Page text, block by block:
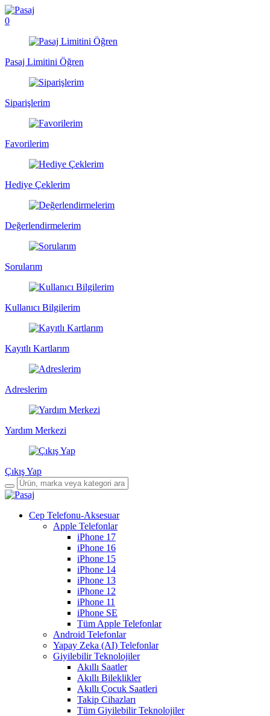
0
Pasaj Limitini Öğren
Siparişlerim
Favorilerim
Hediye Çeklerim
Değerlendirmelerim
Sorularım
Kullanıcı Bilgilerim
Kayıtlı Kartlarım
Adreslerim
Yardım Merkezi
Çıkış Yap
Cep Telefonu-Aksesuar
Apple Telefonlar
iPhone 17
iPhone 16
iPhone 15
iPhone 14
iPhone 13
iPhone 12
iPhone 11
iPhone SE
Tüm Apple Telefonlar
Android Telefonlar
Yapay Zeka (AI) Telefonlar
Giyilebilir Teknolojiler
Akıllı Saatler
Akıllı Bileklikler
Akıllı Çocuk Saatleri
Takip Cihazları
Tüm Giyilebilir Teknolojiler